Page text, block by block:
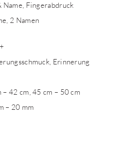
Name, Fingerabdruck
2 Namen
Erinnerung
– 42 cm, 45 cm – 50 cm
– 20 mm